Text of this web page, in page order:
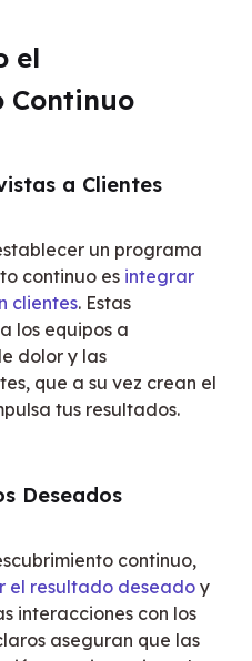
el
Continuo
a Clientes
un programa
continuo es integrar
clientes. Estas
los equipos a
dolor y las
que a su vez crean el
tus resultados.
Deseados
continuo,
el resultado deseado y
interacciones con los
aseguran que las